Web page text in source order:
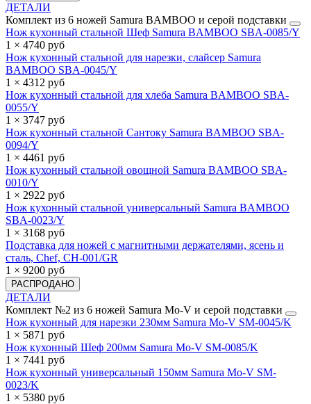
ДЕТАЛИ
Комплект из 6 ножей Samura BAMBOO и серой подставки
Нож кухонный стальной Шеф Samura BAMBOO SBA-0085/Y
1 × 4740 руб
Нож кухонный стальной для нарезки, слайсер Samura
BAMBOO SBA-0045/Y
1 × 4312 руб
Нож кухонный стальной для хлеба Samura BAMBOO SBA-
0055/Y
1 × 3747 руб
Нож кухонный стальной Сантоку Samura BAMBOO SBA-
0094/Y
1 × 4461 руб
Нож кухонный стальной овощной Samura BAMBOO SBA-
0010/Y
1 × 2922 руб
Нож кухонный стальной универсальный Samura BAMBOO
SBA-0023/Y
1 × 3168 руб
Подставка для ножей с магнитными держателями, ясень и
сталь, Chef, CH-001/GR
1 × 9200 руб
РАСПРОДАНО
ДЕТАЛИ
Комплект №2 из 6 ножей Samura Mo-V и серой подставки
Нож кухонный для нарезки 230мм Samura Mo-V SM-0045/K
1 × 5871 руб
Нож кухонный Шеф 200мм Samura Mo-V SM-0085/K
1 × 7441 руб
Нож кухонный универсальный 150мм Samura Mo-V SM-
0023/K
1 × 5380 руб